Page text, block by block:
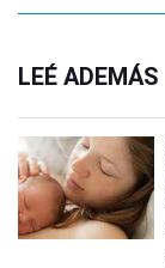
LEÉ ADEMÁS